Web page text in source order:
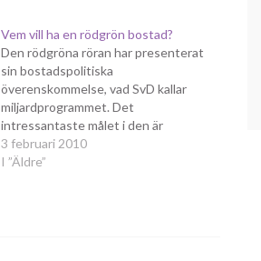
Vem vill ha en rödgrön bostad?
Den rödgröna röran har presenterat
sin bostadspolitiska
överenskommelse, vad SvD kallar
miljardprogrammet. Det
intressantaste målet i den är
antagligen det att man vill
åstadkomma 40 000 nya bostäder om
3 februari 2010
I ”Äldre”